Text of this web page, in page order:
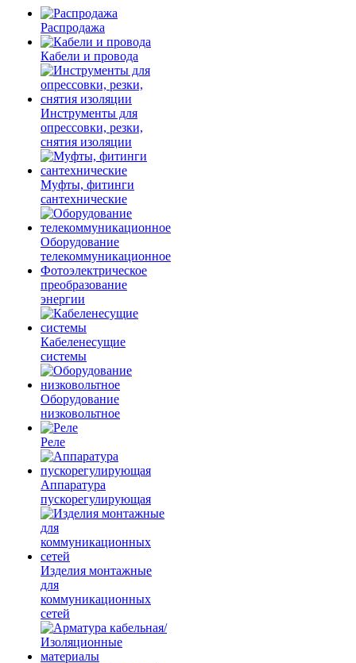
Распродажа
Кабели и провода
Инструменты для
опрессовки, резки,
снятия изоляции
Муфты, фитинги
сантехнические
Оборудование
телекоммуникационное
Фотоэлектрическое
преобразование
энергии
Кабеленесущие
системы
Оборудование
низковольтное
Реле
Аппаратура
пускорегулирующая
Изделия монтажные
для
коммуникационных
сетей